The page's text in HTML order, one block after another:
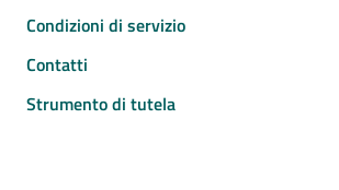
Condizioni di servizio
Contatti
Strumento di tutela